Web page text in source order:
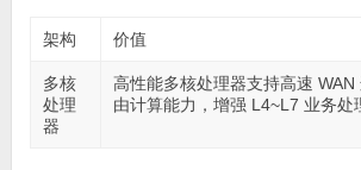
架构 价值
多核
处理
器
高性能多核处理器支持高速 WAN
由计算能力，增强 L4~L7 业务处